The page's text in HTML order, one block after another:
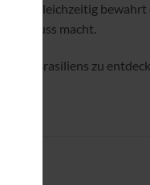
Gleichzeitig bewahrt
Genuss macht.
Brasiliens zu